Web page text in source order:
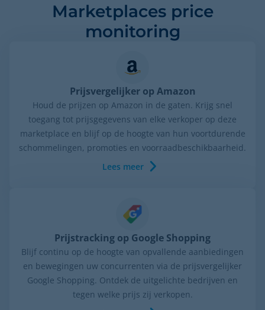
Marketplaces price
monitoring
Prijsvergelijker op Amazon
Houd de prijzen op Amazon in de gaten. Krijg snel
toegang tot prijsgegevens van elke verkoper op deze
marketplace en blijf op de hoogte van hun voortdurende
schommelingen, promoties en voorraadbeschikbaarheid.
Lees meer
Prijstracking op Google Shopping
Blijf continu op de hoogte van opvallende aanbiedingen
en bewegingen uw concurrenten via de prijsvergelijker
Google Shopping. Ontdek de uitgelichte bedrijven en
tegen welke prijs zij verkopen.